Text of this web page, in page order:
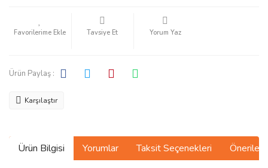
Tavsiye Et Yorum Yaz
Ürün Paylaş :
Karşılaştır
Ürün Bilgisi Yorumlar Taksit Seçenekleri